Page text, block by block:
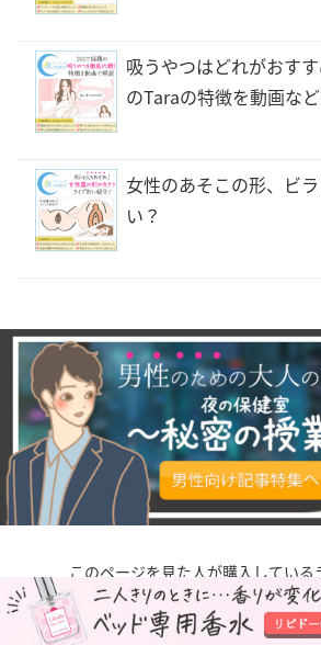
吸うやつはどれがおす
のTaraの特徴を動画な
女性のあそこの形、ビ
い？
このページを見た人が購入している